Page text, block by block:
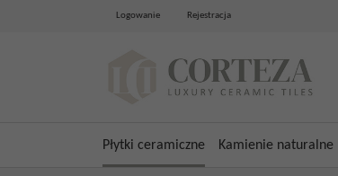
Logowanie Rejestracja
Płytki ceramiczne Kamienie naturalne